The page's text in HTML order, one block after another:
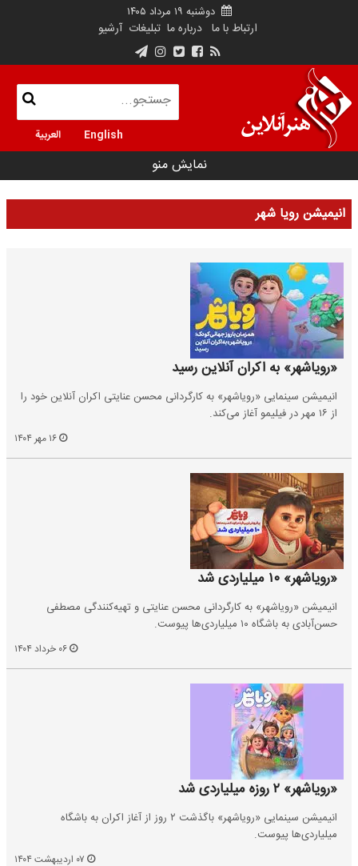
دوشنبه ۱۹ مرداد ۱۴۰۵
ارتباط با ما درباره ما تبلیغات آرشیو
English العربية
نمایش منو
انیمیشن رویا شهر
«رویاشهر» به اکران آنلاین رسید
انیمیشن سینمایی «رویاشهر» به کارگردانی محسن عنایتی اکران آنلاین خود را
از ۱۶ مهر در فیلیمو آغاز می‌کند.
«رویاشهر» ۱۰ میلیاردی شد
انیمیشن «رویاشهر» به کارگردانی محسن عنایتی و تهیه‌کنندگی مصطفی
حسن‌آبادی به باشگاه ۱۰ میلیاردی‌ها پیوست.
«رویاشهر» ۲ روزه میلیاردی شد
انیمیشن سینمایی «رویاشهر» باگذشت ۲ روز از آغاز اکران به باشگاه
میلیاردی‌ها پیوست.